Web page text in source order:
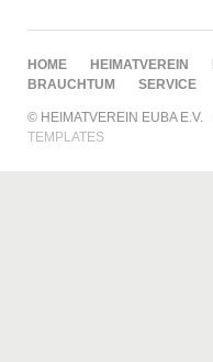
NAVIGATION
ÜBERSPRINGEN
HOME HEIMATVEREIN
BRAUCHTUM
SERVICE
© HEIMATVEREIN EUBA E.V.
TEMPLATES